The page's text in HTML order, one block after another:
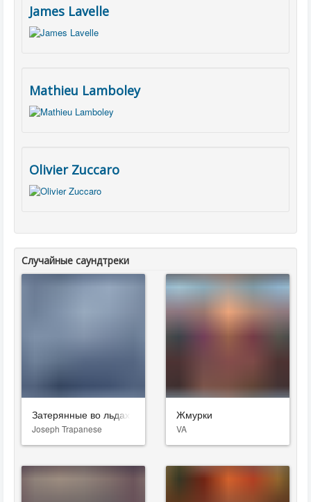
James Lavelle
Mathieu Lamboley
Olivier Zuccaro
Случайные саундтреки
Затерянные во льдах
Joseph Trapanese
Жмурки
VA